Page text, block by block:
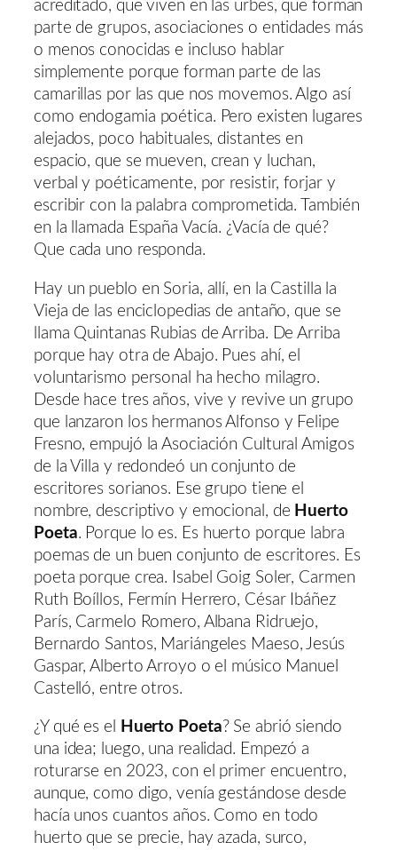
acreditado, que viven en las urbes, que forman
parte de grupos, asociaciones o entidades más
o menos conocidas e incluso hablar
simplemente porque forman parte de las
camarillas por las que nos movemos. Algo así
como endogamia poética. Pero existen lugares
alejados, poco habituales, distantes en
espacio, que se mueven, crean y luchan,
verbal y poéticamente, por resistir, forjar y
escribir con la palabra comprometida. También
en la llamada España Vacía. ¿Vacía de qué?
Que cada uno responda.
Hay un pueblo en Soria, allí, en la Castilla la
Vieja de las enciclopedias de antaño, que se
llama Quintanas Rubias de Arriba. De Arriba
porque hay otra de Abajo. Pues ahí, el
voluntarismo personal ha hecho milagro.
Desde hace tres años, vive y revive un grupo
que lanzaron los hermanos Alfonso y Felipe
Fresno, empujó la Asociación Cultural Amigos
de la Villa y redondeó un conjunto de
escritores sorianos. Ese grupo tiene el
nombre, descriptivo y emocional, de Huerto
Poeta. Porque lo es. Es huerto porque labra
poemas de un buen conjunto de escritores. Es
poeta porque crea. Isabel Goig Soler, Carmen
Ruth Boíllos, Fermín Herrero, César Ibáñez
París, Carmelo Romero, Albana Ridruejo,
Bernardo Santos, Mariángeles Maeso, Jesús
Gaspar, Alberto Arroyo o el músico Manuel
Castelló, entre otros.
¿Y qué es el Huerto Poeta ? Se abrió siendo
una idea; luego, una realidad. Empezó a
roturarse en 2023, con el primer encuentro,
aunque, como digo, venía gestándose desde
hacía unos cuantos años. Como en todo
huerto que se precie, hay azada, surco,